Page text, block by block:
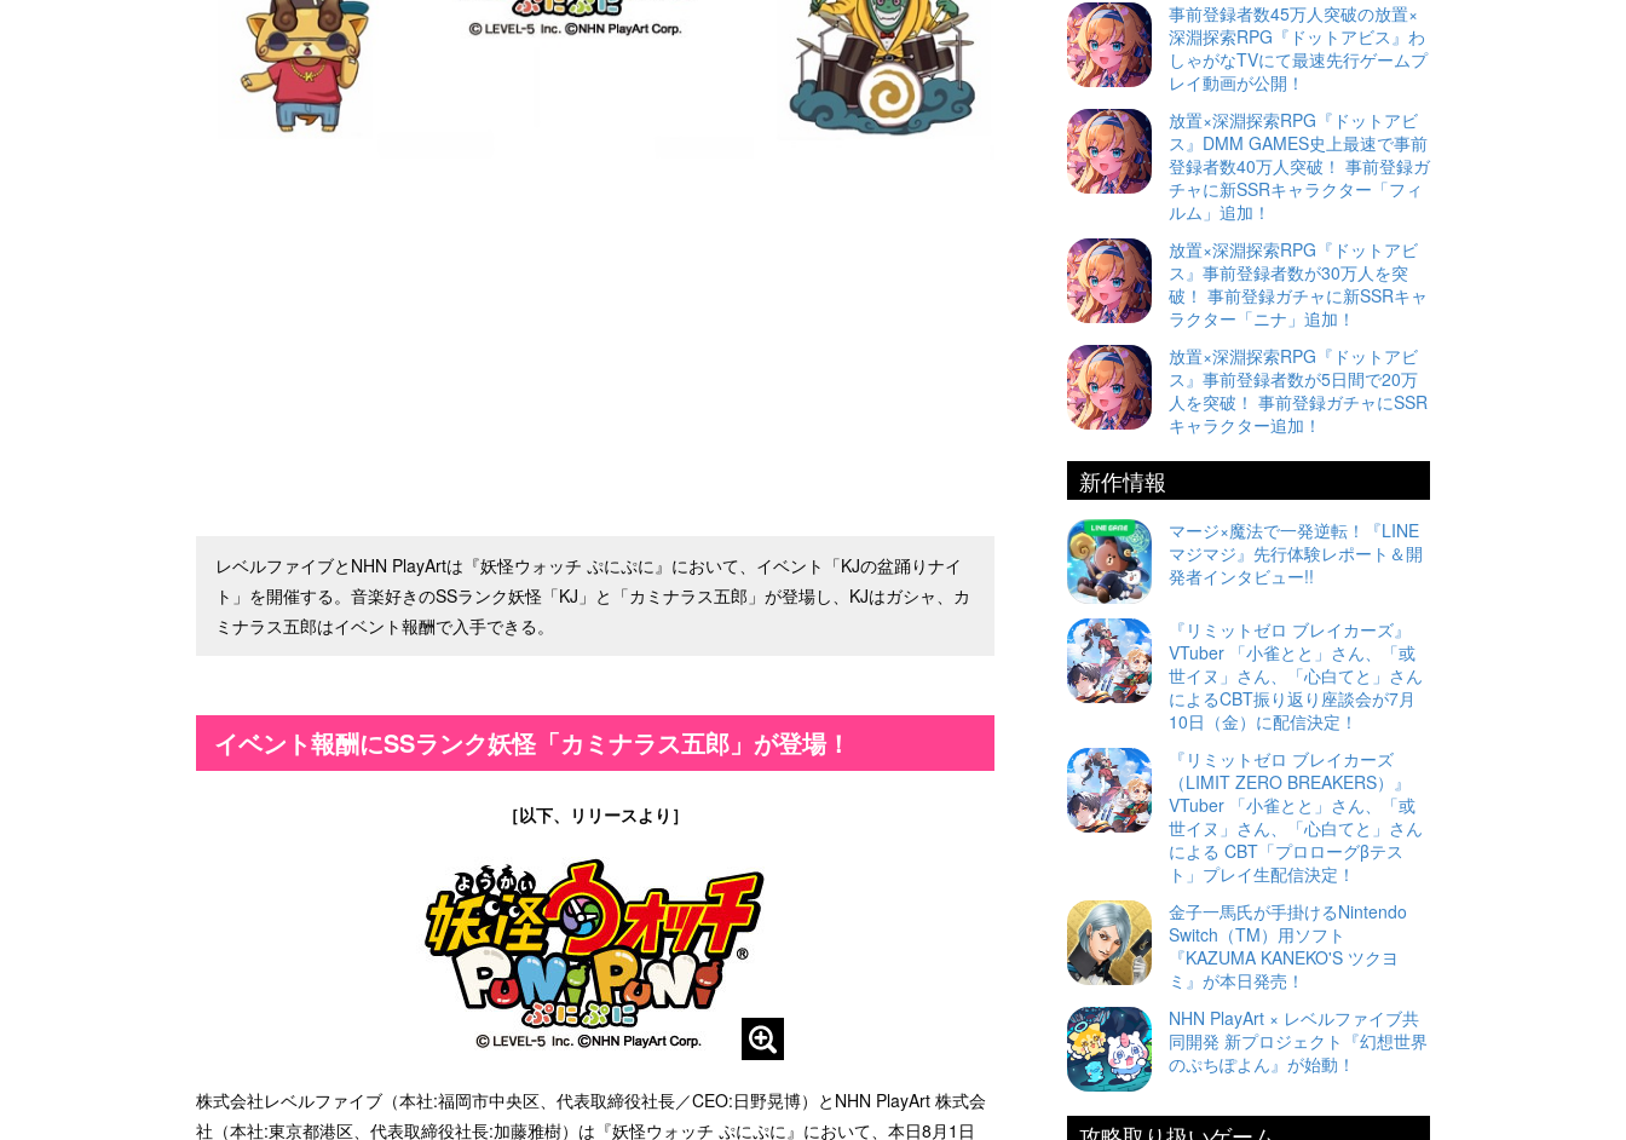
レベルファイブとNHN PlayArtは『妖怪ウォッチ ぷにぷに』において、イベント「KJの盆踊りナイ
ト」を開催する。音楽好きのSSランク妖怪「KJ」と「カミナラス五郎」が登場し、KJはガシャ、カ
ミナラス五郎はイベント報酬で入手できる。
イベント報酬にSSランク妖怪「カミナラス五郎」が登場！
［以下、リリースより］
株式会社レベルファイブ（本社:福岡市中央区、代表取締役社長／CEO:日野晃博）とNHN PlayArt 株式会
社（本社:東京都港区、代表取締役社長:加藤雅樹）は『妖怪ウォッチ ぷにぷに』において、本日8月1日
事前登録者数45万人突破の放置×
深淵探索RPG『ドットアビス』わ
しゃがなTVにて最速先行ゲームプ
レイ動画が公開！
放置×深淵探索RPG『ドットアビ
ス』DMM GAMES史上最速で事前
登録者数40万人突破！ 事前登録ガ
チャに新SSRキャラクター「フィ
ルム」追加！
放置×深淵探索RPG『ドットアビ
ス』事前登録者数が30万人を突
破！ 事前登録ガチャに新SSRキャ
ラクター「ニナ」追加！
放置×深淵探索RPG『ドットアビ
ス』事前登録者数が5日間で20万
人を突破！ 事前登録ガチャにSSR
キャラクター追加！
新作情報
マージ×魔法で一発逆転！『LINE
マジマジ』先行体験レポート＆開
発者インタビュー!!
『リミットゼロ ブレイカーズ』
VTuber 「小雀とと」さん、「或
世イヌ」さん、「心白てと」さん
によるCBT振り返り座談会が7月
10日（金）に配信決定！
『リミットゼロ ブレイカーズ
（LIMIT ZERO BREAKERS）』
VTuber 「小雀とと」さん、「或
世イヌ」さん、「心白てと」さん
による CBT「プロローグβテス
ト」プレイ生配信決定！
金子一馬氏が手掛けるNintendo
Switch（TM）用ソフト
『KAZUMA KANEKO'S ツクヨ
ミ』が本日発売！
NHN PlayArt × レベルファイブ共
同開発 新プロジェクト『幻想世界
のぷちぽよん』が始動！